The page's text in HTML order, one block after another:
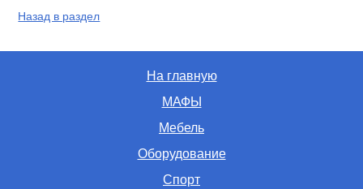
Назад в раздел
На главную
МАФЫ
Мебель
Оборудование
Спорт